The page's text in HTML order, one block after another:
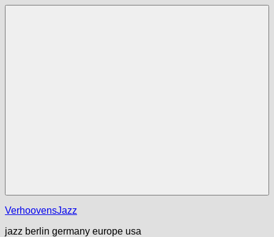
Zum
VerhoovensJazz
jazz berlin germany europe usa